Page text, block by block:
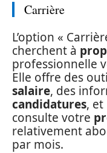
Carrière
L’option «
cherchent à
professionnelle
Elle offre des
salaire, des
candidatures,
consulte votre
relativement
par mois.